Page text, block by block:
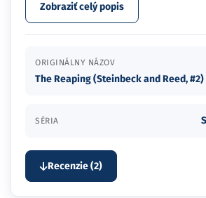
Zobraziť celý popis
ORIGINÁLNY NÁZOV
The Reaping (Steinbeck and Reed, #2)
SÉRIA
Recenzie (2)